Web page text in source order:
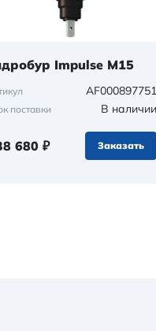
Impulse M15
AF000897751
поставки В наличии
680 ₽ Заказать